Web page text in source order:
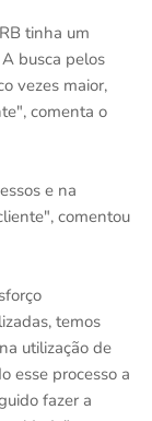
tinha um
busca pelos
vezes maior,
comenta o
e na
comentou
temos
utilização de
esse processo a
fazer a